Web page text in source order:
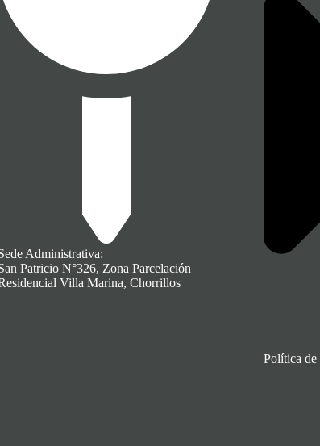
Administrativa:
Patricio N°326, Zona Parcelación
Villa Marina, Chorrillos
Política de